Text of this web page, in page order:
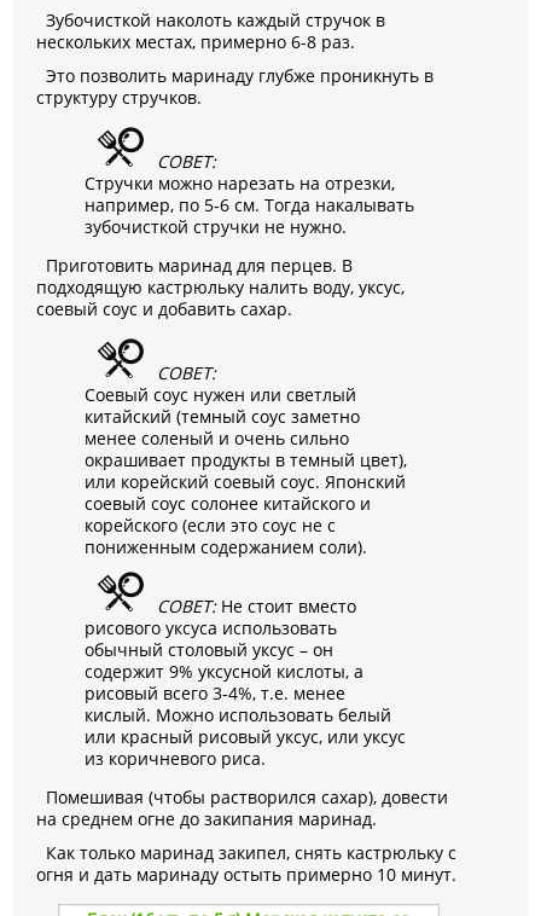
Зубочисткой наколоть каждый стручок в
нескольких местах, примерно 6-8 раз.
Это позволить маринаду глубже проникнуть в
структуру стручков.
СОВЕТ:
Стручки можно нарезать на отрезки,
например, по 5-6 см. Тогда накалывать
зубочисткой стручки не нужно.
Приготовить маринад для перцев. В
подходящую кастрюльку налить воду, уксус,
соевый соус и добавить сахар.
СОВЕТ:
Соевый соус нужен или светлый
китайский (темный соус заметно
менее соленый и очень сильно
окрашивает продукты в темный цвет),
или корейский соевый соус. Японский
соевый соус солонее китайского и
корейского (если это соус не с
пониженным содержанием соли).
СОВЕТ: Не стоит вместо
рисового уксуса использовать
обычный столовый уксус – он
содержит 9% уксусной кислоты, а
рисовый всего 3-4%, т.е. менее
кислый. Можно использовать белый
или красный рисовый уксус, или уксус
из коричневого риса.
Помешивая (чтобы растворился сахар), довести
на среднем огне до закипания маринад.
Как только маринад закипел, снять кастрюльку с
огня и дать маринаду остыть примерно 10 минут.